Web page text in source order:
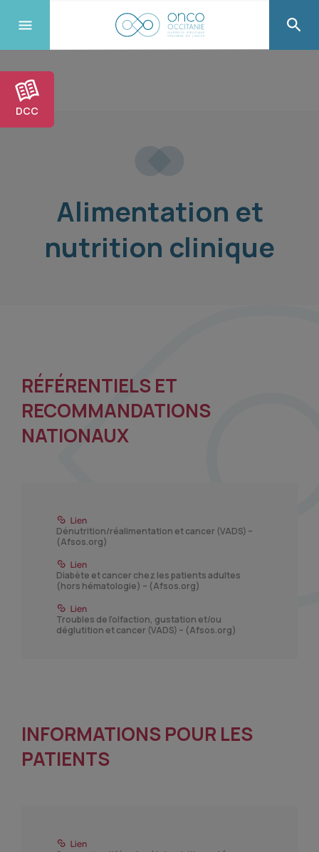
DCC
Alimentation et
nutrition clinique
RÉFÉRENTIELS ET
RECOMMANDATIONS
NATIONAUX
Dénutrition/réalimentation et cancer (VADS) –
(Afsos.org)
Diabète et cancer chez les patients adultes
(hors hématologie) – (Afsos.org)
Troubles de l’olfaction, gustation et/ou
déglutition et cancer (VADS) – (Afsos.org)
INFORMATIONS POUR LES
PATIENTS